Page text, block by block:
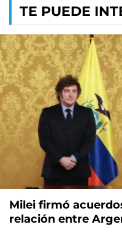
TE PUEDE
Milei firmó
relación entre